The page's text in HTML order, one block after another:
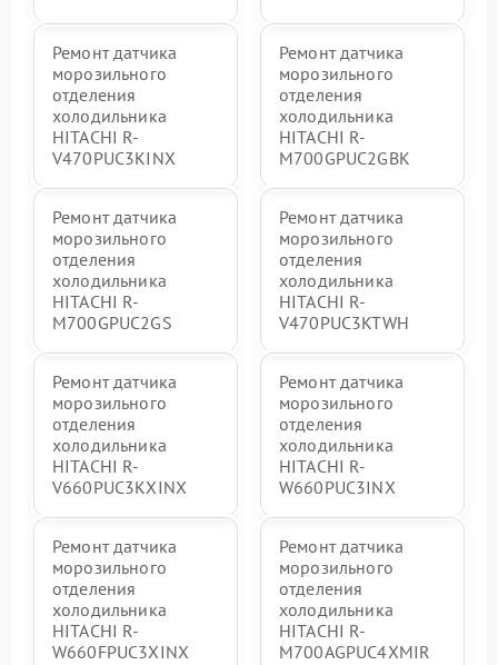
Ремонт датчика
морозильного
отделения
холодильника
HITACHI R-
V470PUC3KINX
Ремонт датчика
морозильного
отделения
холодильника
HITACHI R-
M700GPUC2GBK
Ремонт датчика
морозильного
отделения
холодильника
HITACHI R-
M700GPUC2GS
Ремонт датчика
морозильного
отделения
холодильника
HITACHI R-
V470PUC3KTWH
Ремонт датчика
морозильного
отделения
холодильника
HITACHI R-
V660PUC3KXINX
Ремонт датчика
морозильного
отделения
холодильника
HITACHI R-
W660PUC3INX
Ремонт датчика
морозильного
отделения
холодильника
HITACHI R-
W660FPUC3XINX
Ремонт датчика
морозильного
отделения
холодильника
HITACHI R-
M700AGPUC4XMIR